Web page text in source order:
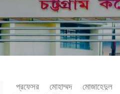
প্রফেসর মোহাম্মদ মোজাহেদুল